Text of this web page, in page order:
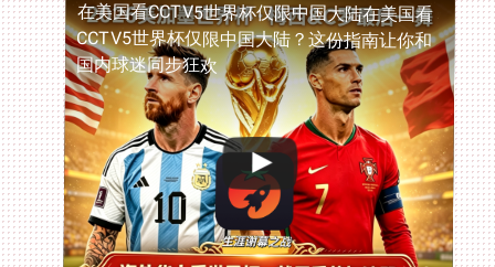
在美国看CCTV5世界杯仅限中国大陆在美国看
CCTV5世界杯仅限中国大陆？这份指南让你和
国内球迷同步狂欢